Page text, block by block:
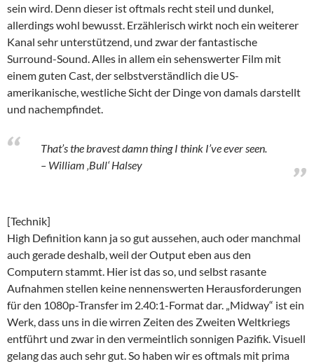
sein wird. Denn dieser ist oftmals recht steil und dunkel,
allerdings wohl bewusst. Erzählerisch wirkt noch ein weiterer
Kanal sehr unterstützend, und zwar der fantastische
Surround-Sound. Alles in allem ein sehenswerter Film mit
einem guten Cast, der selbstverständlich die US-
amerikanische, westliche Sicht der Dinge von damals darstellt
und nachempfindet.
That’s the bravest damn thing I think I’ve ever seen.
– William ‚Bull‘ Halsey
[Technik]
High Definition kann ja so gut aussehen, auch oder manchmal
auch gerade deshalb, weil der Output eben aus den
Computern stammt. Hier ist das so, und selbst rasante
Aufnahmen stellen keine nennenswerten Herausforderungen
für den 1080p-Transfer im 2.40:1-Format dar. „Midway“ ist ein
Werk, dass uns in die wirren Zeiten des Zweiten Weltkriegs
entführt und zwar in den vermeintlich sonnigen Pazifik. Visuell
gelang das auch sehr gut. So haben wir es oftmals mit prima